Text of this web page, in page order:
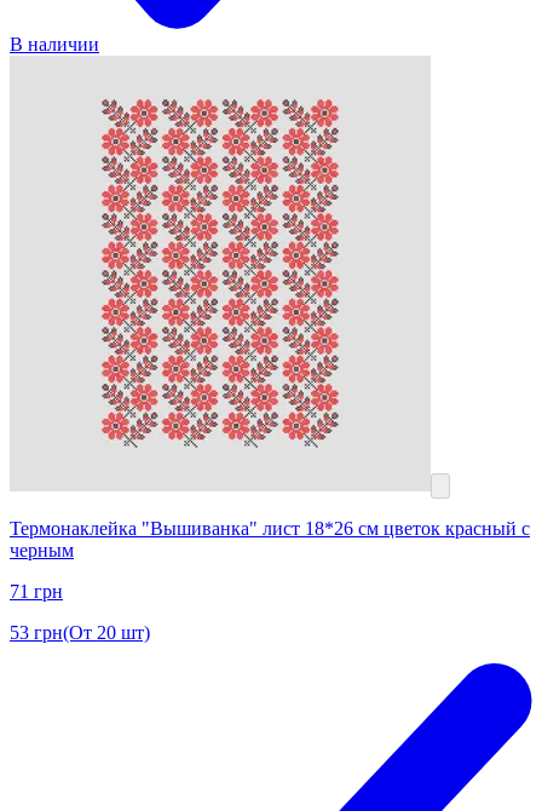
В наличии
Термонаклейка "Вышиванка" лист 18*26 см цветок красный с
черным
71 грн
53 грн(От 20 шт)